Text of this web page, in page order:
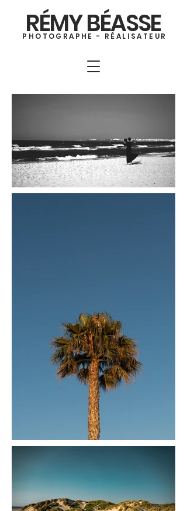
RÉMY BÉASSE
PHOTOGRAPHE - RÉALISATEUR